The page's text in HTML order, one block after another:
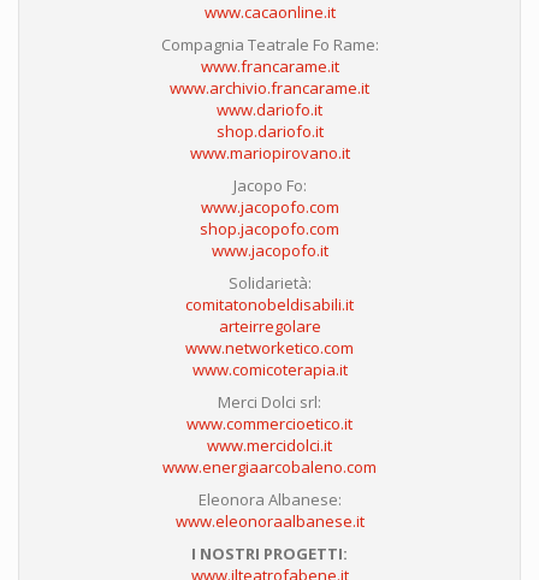
www.cacaonline.it
Compagnia Teatrale Fo Rame:
www.francarame.it
www.archivio.francarame.it
www.dariofo.it
shop.dariofo.it
www.mariopirovano.it
Jacopo Fo:
www.jacopofo.com
shop.jacopofo.com
www.jacopofo.it
Solidarietà:
comitatonobeldisabili.it
arteirregolare
www.networketico.com
www.comicoterapia.it
Merci Dolci srl:
www.commercioetico.it
www.mercidolci.it
www.energiaarcobaleno.com
Eleonora Albanese:
www.eleonoraalbanese.it
I NOSTRI PROGETTI:
www.ilteatrofabene.it